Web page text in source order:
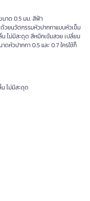
นาด 0.5 มม. สีฟ้า
ด้วยนวัตกรรมหัวปากกาแบบหัวเข็ม
ไม่มีสะดุด สีหมึกเข้มสวย เปลี่ยน
ดหัวปากกา 0.5 และ 0.7 ใครใช้ก็
ไม่มีสะดุด